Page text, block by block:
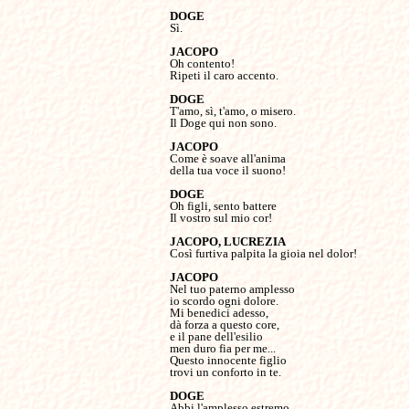
Sì.
JACOPO
Oh contento!
Ripeti il caro accento.
T'amo, sì, t'amo, o misero.
Il Doge qui non sono.
JACOPO
Come è soave all'anima
della tua voce il suono!
Oh figli, sento battere
Il vostro sul mio cor!
JACOPO, LUCREZIA
Così furtiva palpita la gioia nel dolor!
JACOPO
Nel tuo paterno amplesso
io scordo ogni dolore.
Mi benedici adesso,
dà forza a questo core,
e il pane dell'esilio
men duro fia per me...
Questo innocente figlio
trovi un conforto in te.